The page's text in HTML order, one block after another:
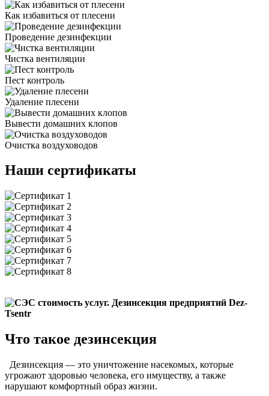
Как избавиться от плесени
Проведение дезинфекции
Чистка вентиляции
Пест контроль
Удаление плесени
Вывести домашних клопов
Очистка воздуховодов
Наши сертификаты
Что такое дезинсекция
Дезинсекция — это уничтожение насекомых, которые
угрожают здоровью человека, его имуществу, а также
нарушают комфортный образ жизни.